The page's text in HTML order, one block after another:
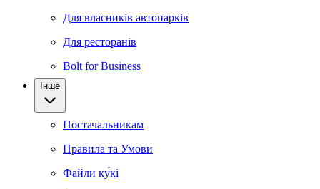
Для власників автопарків
Для ресторанів
Bolt for Business
Інше
Постачальникам
Правила та Умови
Файли ку́кі